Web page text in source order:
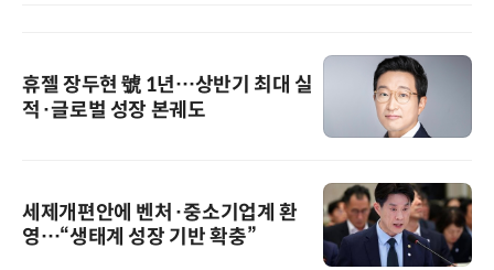
휴젤 장두현 號 1년…상반기 최대 실
적·글로벌 성장 본궤도
세제개편안에 벤처·중소기업계 환
영…“생태계 성장 기반 확충”